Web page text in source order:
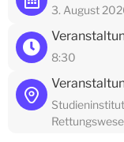
3. August
8:30